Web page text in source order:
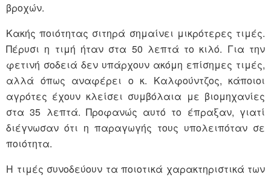
βροχών.
Κακής ποιότητας σιτηρά σημαίνει μικρότερες τιμές.
Πέρυσι η τιμή ήταν στα 50 λεπτά το κιλό. Για την
φετινή σοδειά δεν υπάρχουν ακόμη επίσημες τιμές,
αλλά όπως αναφέρει ο κ. Καλφούντζος, κάποιοι
αγρότες έχουν κλείσει συμβόλαια με βιομηχανίες
στα 35 λεπτά. Προφανώς αυτό το έπραξαν, γιατί
διέγνωσαν ότι η παραγωγής τους υπολειπόταν σε
ποιότητα.
Η τιμές συνοδεύουν τα ποιοτικά χαρακτηριστικά των